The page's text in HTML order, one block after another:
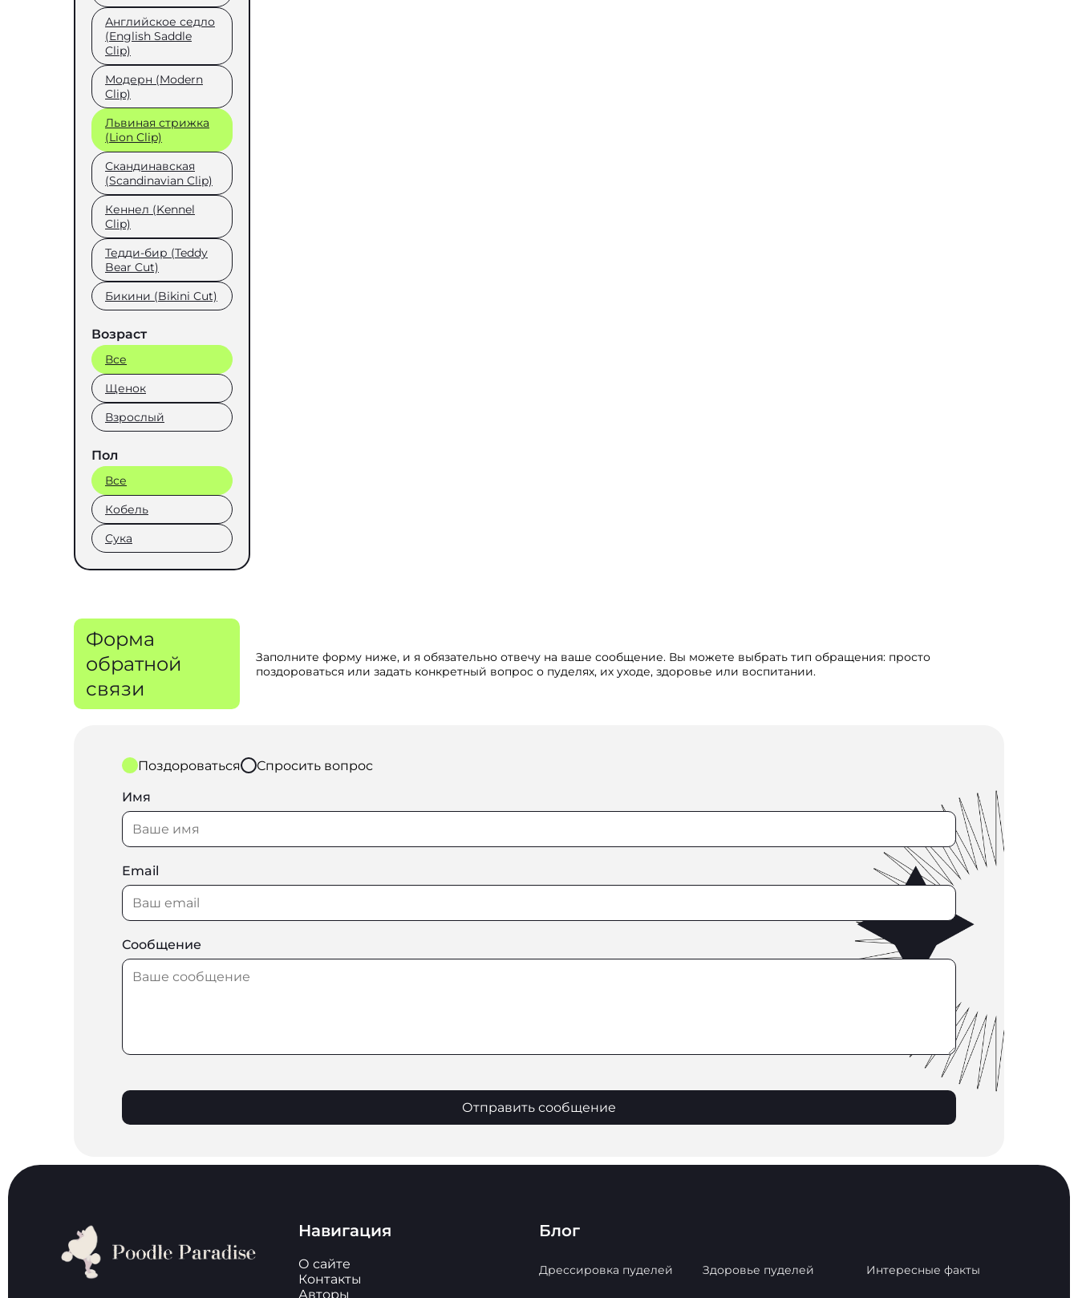
Английское седло
(English Saddle
Clip)
Модерн (Modern
Clip)
Львиная стрижка
(Lion Clip)
Скандинавская
(Scandinavian Clip)
Кеннел (Kennel
Clip)
Тедди-бир (Teddy
Bear Cut)
Бикини (Bikini Cut)
Возраст
Все
Щенок
Взрослый
Пол
Все
Кобель
Сука
Форма
обратной
связи
Заполните форму ниже, и я обязательно отвечу на ваше сообщение. Вы можете выбрать тип обращения: просто
поздороваться или задать конкретный вопрос о пуделях, их уходе, здоровье или воспитании.
Поздороваться Спросить вопрос
Имя
Email
Сообщение
Отправить сообщение
Навигация
О сайте
Контакты
Авторы
Блог
Дрессировка пуделей Здоровье пуделей Интересные факты